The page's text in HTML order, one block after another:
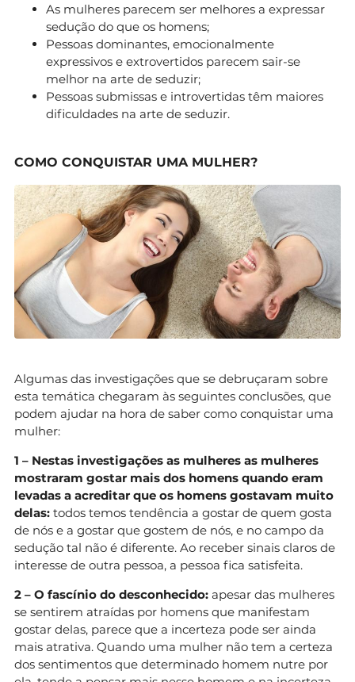
As mulheres parecem ser melhores a expressar
sedução do que os homens;
Pessoas dominantes, emocionalmente
expressivos e extrovertidos parecem sair-se
melhor na arte de seduzir;
Pessoas submissas e introvertidas têm maiores
dificuldades na arte de seduzir.
COMO CONQUISTAR UMA MULHER?
Algumas das investigações que se debruçaram sobre
esta temática chegaram às seguintes conclusões, que
podem ajudar na hora de saber como conquistar uma
mulher:
1 – Nestas investigações as mulheres as mulheres
mostraram gostar mais dos homens quando eram
levadas a acreditar que os homens gostavam muito
delas: todos temos tendência a gostar de quem gosta
de nós e a gostar que gostem de nós, e no campo da
sedução tal não é diferente. Ao receber sinais claros de
interesse de outra pessoa, a pessoa fica satisfeita.
2 – O fascínio do desconhecido: apesar das mulheres
se sentirem atraídas por homens que manifestam
gostar delas, parece que a incerteza pode ser ainda
mais atrativa. Quando uma mulher não tem a certeza
dos sentimentos que determinado homem nutre por